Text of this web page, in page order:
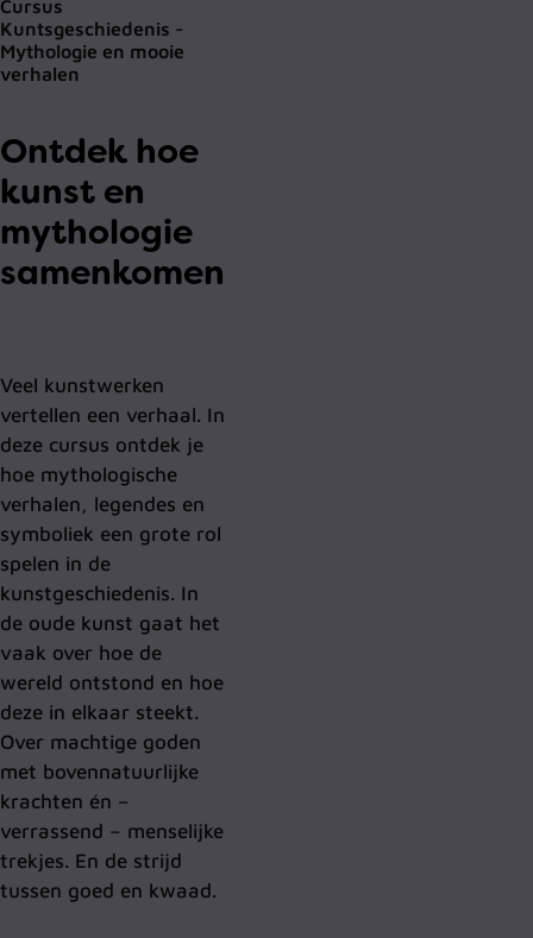
Ontdek hoe
kunst en
mythologie
samenkomen
Cursus
Kuntsgeschiedenis -
Mythologie en mooie
verhalen
Veel kunstwerken
vertellen een verhaal. In
deze cursus ontdek je
hoe mythologische
verhalen, legendes en
symboliek een grote rol
spelen in de
kunstgeschiedenis. In
de oude kunst gaat het
vaak over hoe de
wereld ontstond en hoe
deze in elkaar steekt.
Over machtige goden
met bovennatuurlijke
krachten én –
verrassend – menselijke
trekjes. En de strijd
tussen goed en kwaad.